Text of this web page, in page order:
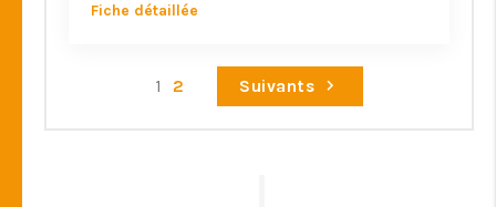
Fiche détaillée
1 2 Suivants